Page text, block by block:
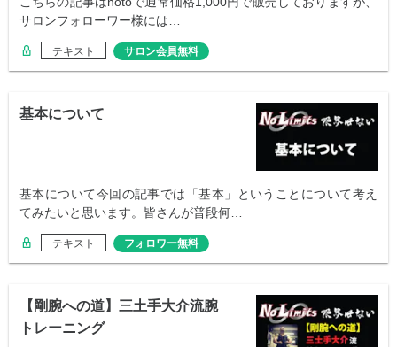
サロンフォローワー様には…
テキスト サロン会員無料
基本について
基本について今回の記事では「基本」ということについて考え
てみたいと思います。皆さんが普段何…
テキスト フォロワー無料
【剛腕への道】三土手大介流腕
トレーニング